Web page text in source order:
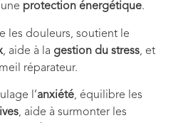
protection énergétique.
les douleurs, soutient le
, aide à la gestion du stress, et
réparateur.
l’anxiété, équilibre les
, aide à surmonter les